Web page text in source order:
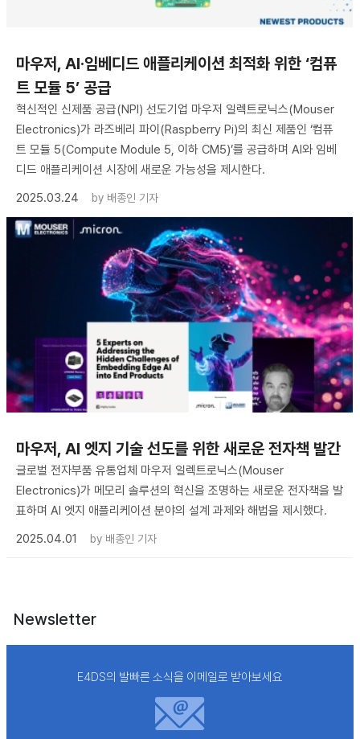
마우저, AI·임베디드 애플리케이션 최적화 위한 ‘컴퓨
트 모듈 5’ 공급
혁신적인 신제품 공급(NPI) 선도기업 마우저 일렉트로닉스(Mouser
Electronics)가 라즈베리 파이(Raspberry Pi)의 최신 제품인 ‘컴퓨
트 모듈 5(Compute Module 5, 이하 CM5)’를 공급하며 AI와 임베
디드 애플리케이션 시장에 새로운 가능성을 제시한다.
2025.03.24
by 배종인 기자
마우저, AI 엣지 기술 선도를 위한 새로운 전자책 발간
글로벌 전자부품 유통업체 마우저 일렉트로닉스(Mouser
Electronics)가 메모리 솔루션의 혁신을 조명하는 새로운 전자책을 발
표하며 AI 엣지 애플리케이션 분야의 설계 과제와 해법을 제시했다.
2025.04.01
by 배종인 기자
Newsletter
E4DS의 발빠른 소식을 이메일로 받아보세요